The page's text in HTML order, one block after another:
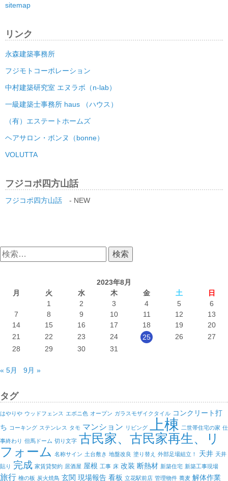
sitemap
リンク
永森建築事務所
フジモトコーポレーション
中村建築研究室 エヌラボ（n-lab）
一級建築士事務所 haus （ハウス）
（有）エステートホームズ
ヘアサロン・ボンヌ（bonne）
VOLUTTA
フジコポ四方山話
フジコポ四方山話 - NEW
検
索:
2023年8月
月
火 水 木 金 土
日
1
2 3 4 5
6
7
8 9 10 11 12
13
14
15 16 17 18 19
20
21
22 23 24 25 26
27
28
29 30 31
« 5月 9月 »
タグ
はやりや ウッドフェンス エボニ色 オープン ガラスモザイクタイル コンクリート打
ち コーキング ステンレス タモ マンション リビング 上棟 二世帯住宅の家 仕
事終わり 但馬ドーム 切り文字 古民家、古民家再生、リ
フォーム 名称サイン 土台敷き 地盤改良 塗り替え 外部足場組立！ 天井 天井
貼り 完成 家賃貸契約 居酒屋 屋根 工事 床 改装 断熱材 新築住宅 新築工事現場
旅行 檜の板 炭火焼鳥 玄関 現場報告 看板 立花駅前店 管理物件 蕎麦 解体作業